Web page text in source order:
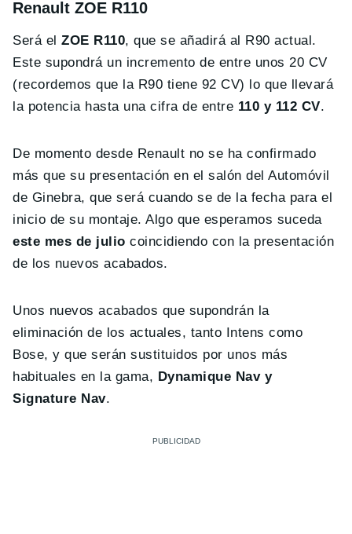
Renault ZOE R110
Será elZOE R110, que se añadirá al R90 actual.
Este supondrá un incremento de entre unos 20 CV
(recordemos que la R90 tiene 92 CV) lo que llevará
la potencia hasta una cifra de entre 110 y 112 CV.
De momento desde Renault no se ha confirmado
más que su presentación en el salón del Automóvil
de Ginebra, que será cuando se de la fecha para el
inicio de su montaje. Algo que esperamos suceda
este mes de julio coincidiendo con la presentación
de los nuevos acabados.
Unos nuevos acabados que supondrán la
eliminación de los actuales, tanto Intens como
Bose, y que serán sustituidos por unos más
habituales en la gama, Dynamique Nav y
Signature Nav.